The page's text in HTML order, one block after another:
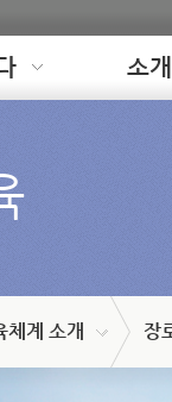
소
체계 소개 장